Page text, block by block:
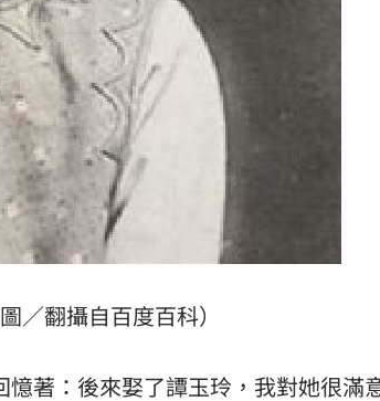
翻攝自百度百科）
著：後來娶了譚玉玲，我對她很滿